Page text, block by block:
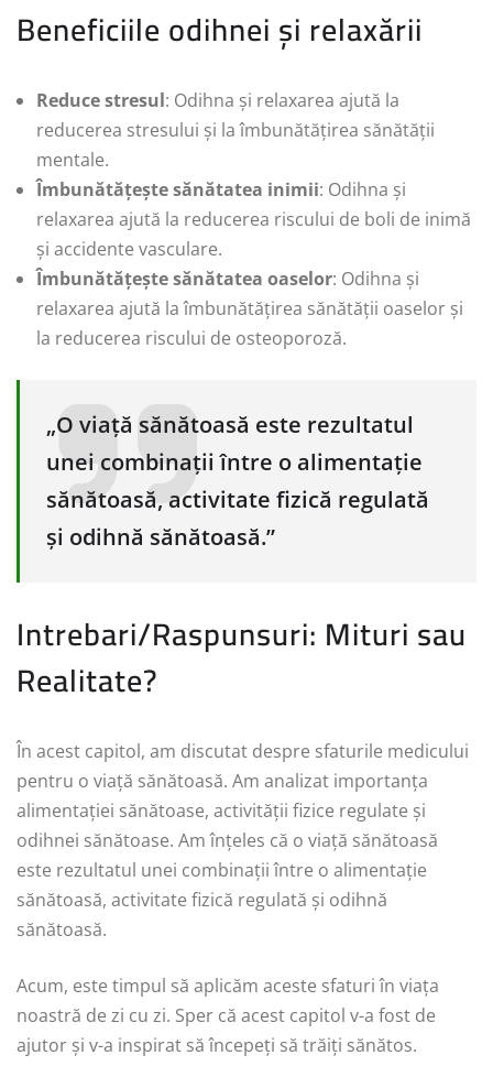
Beneficiile odihnei și relaxării
Reduce stresul: Odihna și relaxarea ajută la
reducerea stresului și la îmbunătățirea sănătății
mentale.
Îmbunătățește sănătatea inimii: Odihna și
relaxarea ajută la reducerea riscului de boli de inimă
și accidente vasculare.
Îmbunătățește sănătatea oaselor: Odihna și
relaxarea ajută la îmbunătățirea sănătății oaselor și
la reducerea riscului de osteoporoză.
„O viață sănătoasă este rezultatul
unei combinații între o alimentație
sănătoasă, activitate fizică regulată
și odihnă sănătoasă.”
Intrebari/Raspunsuri: Mituri sau
Realitate?
În acest capitol, am discutat despre sfaturile medicului
pentru o viață sănătoasă. Am analizat importanța
alimentației sănătoase, activității fizice regulate și
odihnei sănătoase. Am înțeles că o viață sănătoasă
este rezultatul unei combinații între o alimentație
sănătoasă, activitate fizică regulată și odihnă
sănătoasă.
Acum, este timpul să aplicăm aceste sfaturi în viața
noastră de zi cu zi. Sper că acest capitol v-a fost de
ajutor și v-a inspirat să începeți să trăiți sănătos.